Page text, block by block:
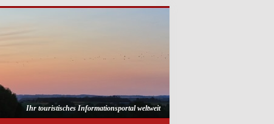
Ihr touristisches Informationsportal weltweit